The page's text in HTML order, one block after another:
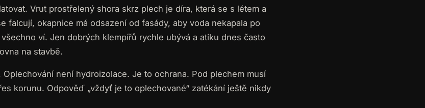
Vrut prostřelený shora skrz plech je díra, která se s létem a
falcují, okapnice má odsazení od fasády, aby voda nekapala po
ví. Jen dobrých klempířů rychle ubývá a atiku dnes často
na stavbě.
není hydroizolace. Je to ochrana. Pod plechem musí
korunu. Odpověď „vždyť je to oplechované“ zatékání ještě nikdy